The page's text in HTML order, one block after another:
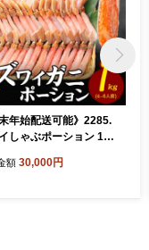
末年始配送可能》2285.
しゃぶポーション 1kg
ド付 カニ かに 蟹 海鮮
額 30,000円